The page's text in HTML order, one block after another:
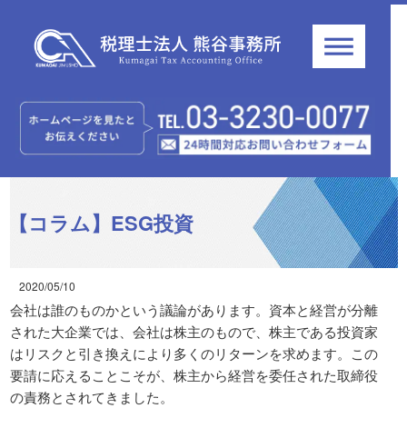
【コラム】ESG投資
2020/05/10
会社は誰のものかという議論があります。資本と経営が分離
された大企業では、会社は株主のもので、株主である投資家
はリスクと引き換えにより多くのリターンを求めます。この
要請に応えることこそが、株主から経営を委任された取締役
の責務とされてきました。